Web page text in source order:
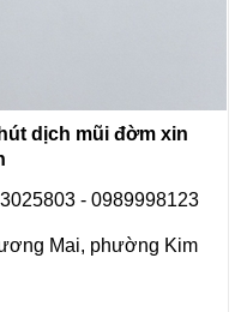
dịch mũi đờm xin
- 0989998123
Mai, phường Kim